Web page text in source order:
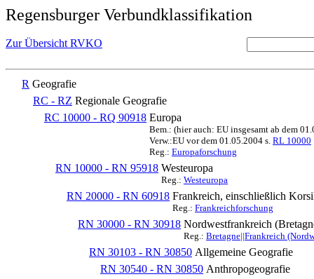
Regensburger Verbundklassifikation
Zur Übersicht RVKO
R Geografie
RC - RZ Regionale Geografie
RC 10000 - RQ 90918 Europa
Bem.: (hier auch: EU insgesamt ab dem
Verw.:EU vor dem 01.05.2004 s. RL 10000
Reg.: Europaforschung
RN 10000 - RN 95918 Westeuropa
Reg.: Westeuropa
RN 20000 - RN 60918 Frankreich, einschließlich
Reg.: Frankreichforschung
RN 30000 - RN 30918 Nordwestfrankreich
Reg.: Bretagne||Frankreich
RN 30103 - RN 30850 Allgemeine Geografie
RN 30540 - RN 30850 Anthropogeografie